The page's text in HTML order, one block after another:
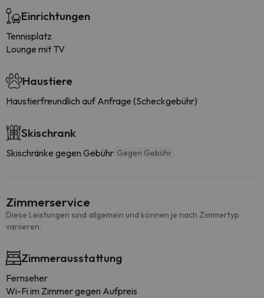
Einrichtungen
Tennisplatz
Lounge mit TV
Haustiere
Haustierfreundlich auf Anfrage (Scheckgebühr)
Skischrank
Skischränke gegen Gebühr Gegen Gebühr
Zimmerservice
Diese Leistungen sind allgemein und können je nach Zimmertyp
variieren.
Zimmerausstattung
Fernseher
Wi-Fi im Zimmer gegen Aufpreis